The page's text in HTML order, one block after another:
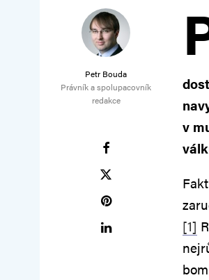
Petr Bouda
Právník a spolupacovník
redakce
v
[1]